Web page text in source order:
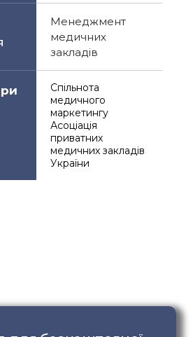
Менеджмент
медичних
закладів
Спільнота
медичного
маркетингу
Асоціація
приватних
медичних закладів
України